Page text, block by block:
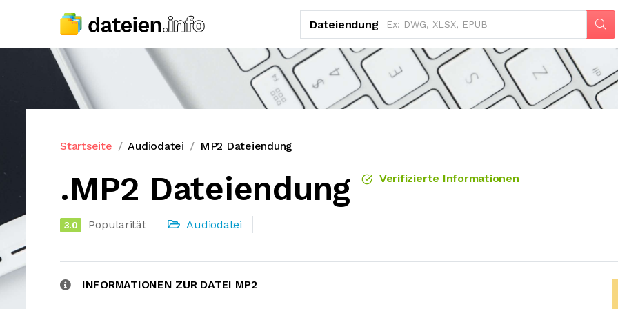
Dateiendung
Startseite Audiodatei MP2 Dateiendung
.MP2 Dateiendung Verifizierte Informationen
3.0 Popularität Audiodatei
INFORMATIONEN ZUR DATEI MP2